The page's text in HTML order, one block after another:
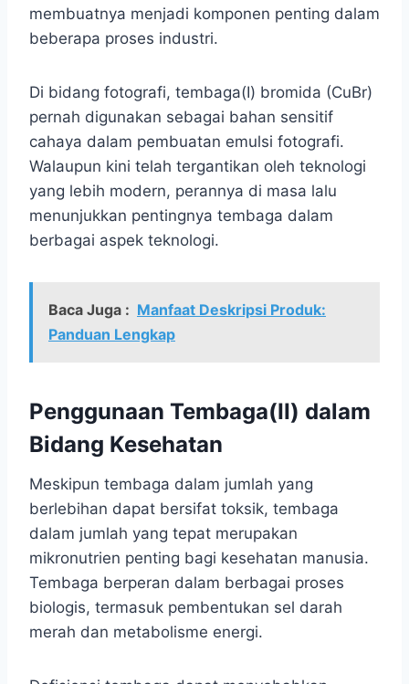
membuatnya menjadi komponen penting dalam
beberapa proses industri.
Di bidang fotografi, tembaga(I) bromida (CuBr)
pernah digunakan sebagai bahan sensitif
cahaya dalam pembuatan emulsi fotografi.
Walaupun kini telah tergantikan oleh teknologi
yang lebih modern, perannya di masa lalu
menunjukkan pentingnya tembaga dalam
berbagai aspek teknologi.
Baca Juga : Manfaat Deskripsi Produk:
Panduan Lengkap
Penggunaan Tembaga(II) dalam
Bidang Kesehatan
Meskipun tembaga dalam jumlah yang
berlebihan dapat bersifat toksik, tembaga
dalam jumlah yang tepat merupakan
mikronutrien penting bagi kesehatan manusia.
Tembaga berperan dalam berbagai proses
biologis, termasuk pembentukan sel darah
merah dan metabolisme energi.